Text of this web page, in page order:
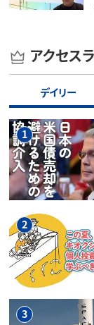
アクセス
デイリー
1
2
3